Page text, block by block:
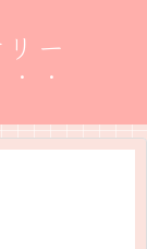
ー